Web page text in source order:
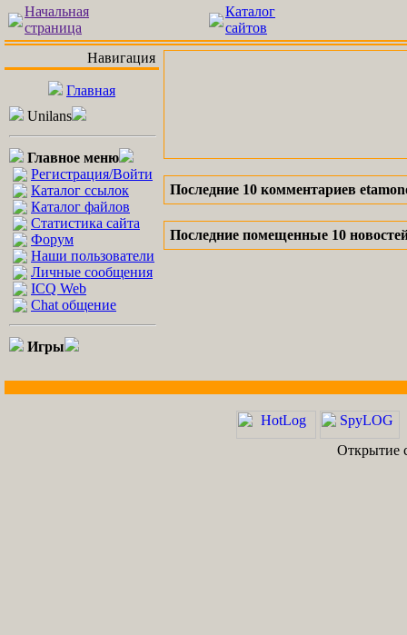
Начальная
страница
Каталог
сайтов
Навигация
Главная
Unilans
Главное меню
Регистрация/Войти
Каталог ссылок
Каталог файлов
Статистика сайта
Форум
Наши пользователи
Личные сообщения
ICQ Web
Chat общение
Игры
Последние 10 комментариев
Последние помещенные 10
Открытие